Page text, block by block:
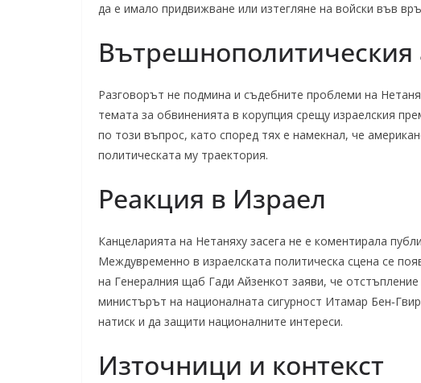
да е имало придвижване или изтегляне на войски във
Вътрешнополитическия
Разговорът не подмина и съдебните проблеми на
темата за обвиненията в корупция срещу израелския
по този въпрос, като според тях е намекнал, че
политическата му траектория.
Реакция в Израел
Канцеларията на Нетаняху засега не е коментирала
Междувременно в израелската политическа сцена се
на Генералния щаб Гади Айзенкот заяви, че
министърът на националната сигурност Итамар
натиск и да защити националните интереси.
Източници и контекст